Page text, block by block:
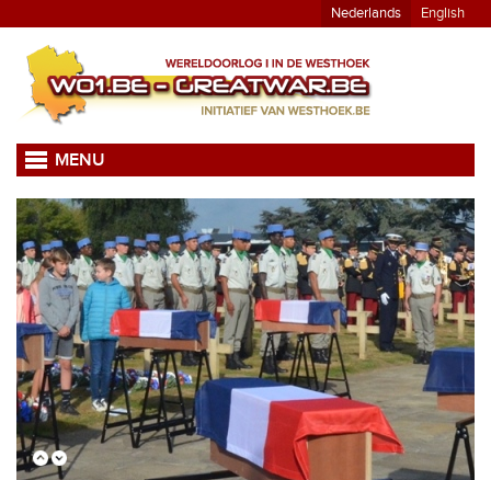
Nederlands English
MENU